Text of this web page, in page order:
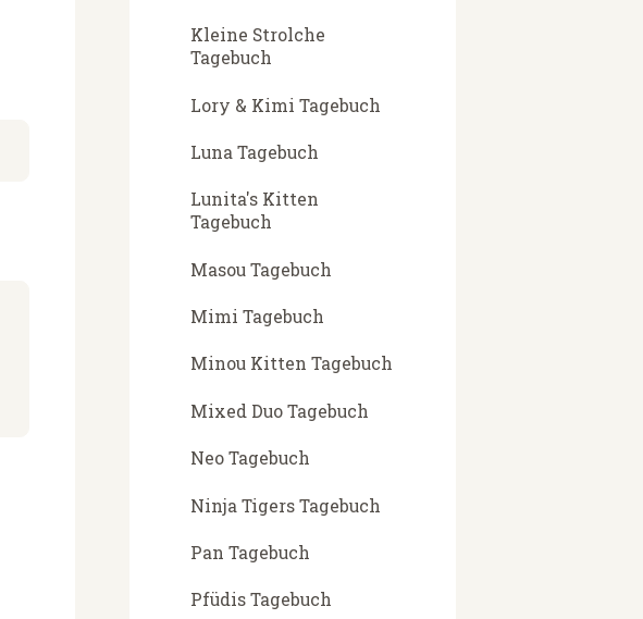
Kleine Strolche
Tagebuch
Lory & Kimi Tagebuch
Luna Tagebuch
Lunita's Kitten
Tagebuch
Masou Tagebuch
Mimi Tagebuch
Minou Kitten Tagebuch
Mixed Duo Tagebuch
Neo Tagebuch
Ninja Tigers Tagebuch
Pan Tagebuch
Pfüdis Tagebuch